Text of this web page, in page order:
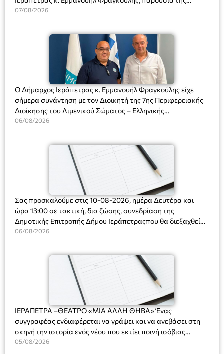
Διευθύντριας του σχολείου κας Μαριάννας Χαΐτα.
07/08/2026
Ο Δήμαρχος Ιεράπετρας κ. Εμμανουήλ Φραγκούλης είχε
σήμερα συνάντηση με τον Διοικητή της 7ης Περιφερειακής
Διοίκησης του Λιμενικού Σώματος – Ελληνικής
Ακτοφυλακής (Λ.Σ.-ΕΛ.ΑΚΤ.), Αρχιπλοίαρχο Λ.Σ. κ. Ιωάννη
06/08/2026
Σας προσκαλούμε στις 10-08-2026, ημέρα Δευτέρα και
ώρα 13:00 σε τακτική, δια ζώσης, συνεδρίαση της
Δημοτικής Επιτροπής Δήμου Ιεράπετραςπου θα διεξαχθεί
στο Δημοτικό Κατάστημα, Δημοκρατίας 31 στην αίθουσα
και λήψη αποφάσεων στα παρακάτω θέματα:
06/08/2026
ΙΕΡΑΠΕΤΡΑ –ΘΕΑΤΡΟ «ΜΙΑ ΑΛΛΗ ΘΗΒΑ» Ένας
συγγραφέας ενδιαφέρεται να γράψει και να ανεβάσει στη
σκηνή την ιστορία ενός νέου που εκτίει ποινή ισόβιας
κάθειρξης για πατροκτονία. Ένα πολυβραβευμένο έργο για
05/08/2026